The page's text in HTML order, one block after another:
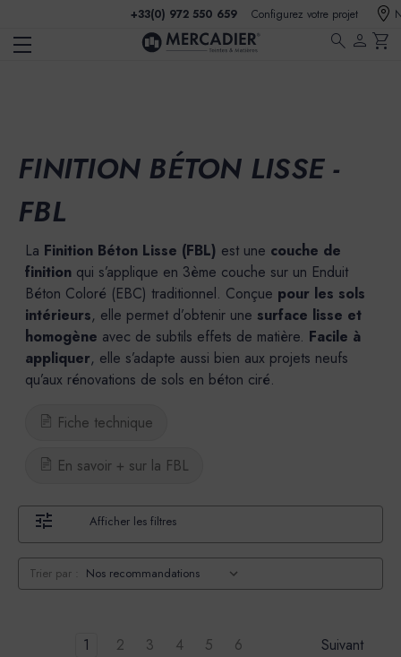
+33(0) 972 550 659 Configurez votre projet
search person shopping_cart
FINITION BÉTON LISSE -
FBL
La Finition Béton Lisse (FBL) est une couche de
finition qui s’applique en 3ème couche sur un Enduit
Béton Coloré (EBC) traditionnel. Conçue pour les sols
intérieurs, elle permet d’obtenir une surface lisse et
homogène avec de subtils effets de matière. Facile à
appliquer, elle s’adapte aussi bien aux projets neufs
qu’aux rénovations de sols en béton ciré.
Fiche technique
En savoir + sur la FBL
Afficher les filtres
Trier par :
1 2 3 4 5 6 Suivant